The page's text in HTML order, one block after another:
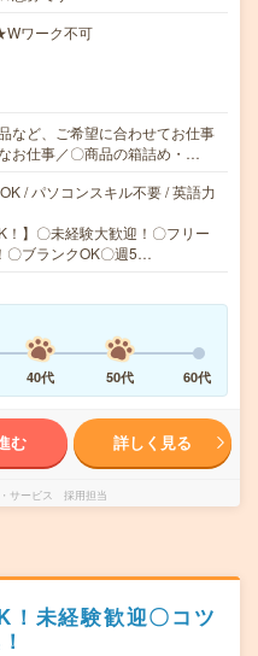
ワーク不可
など、ご希望に合わせてお仕事
お仕事／〇商品の箱詰め・…
/ パソコンスキル不要 / 英語力
！】〇未経験大歓迎！〇フリー
ブランクOK〇週5…
40代 50代 60代
む 詳しく見る
サービス 採用担当
未経験歓迎〇コツ